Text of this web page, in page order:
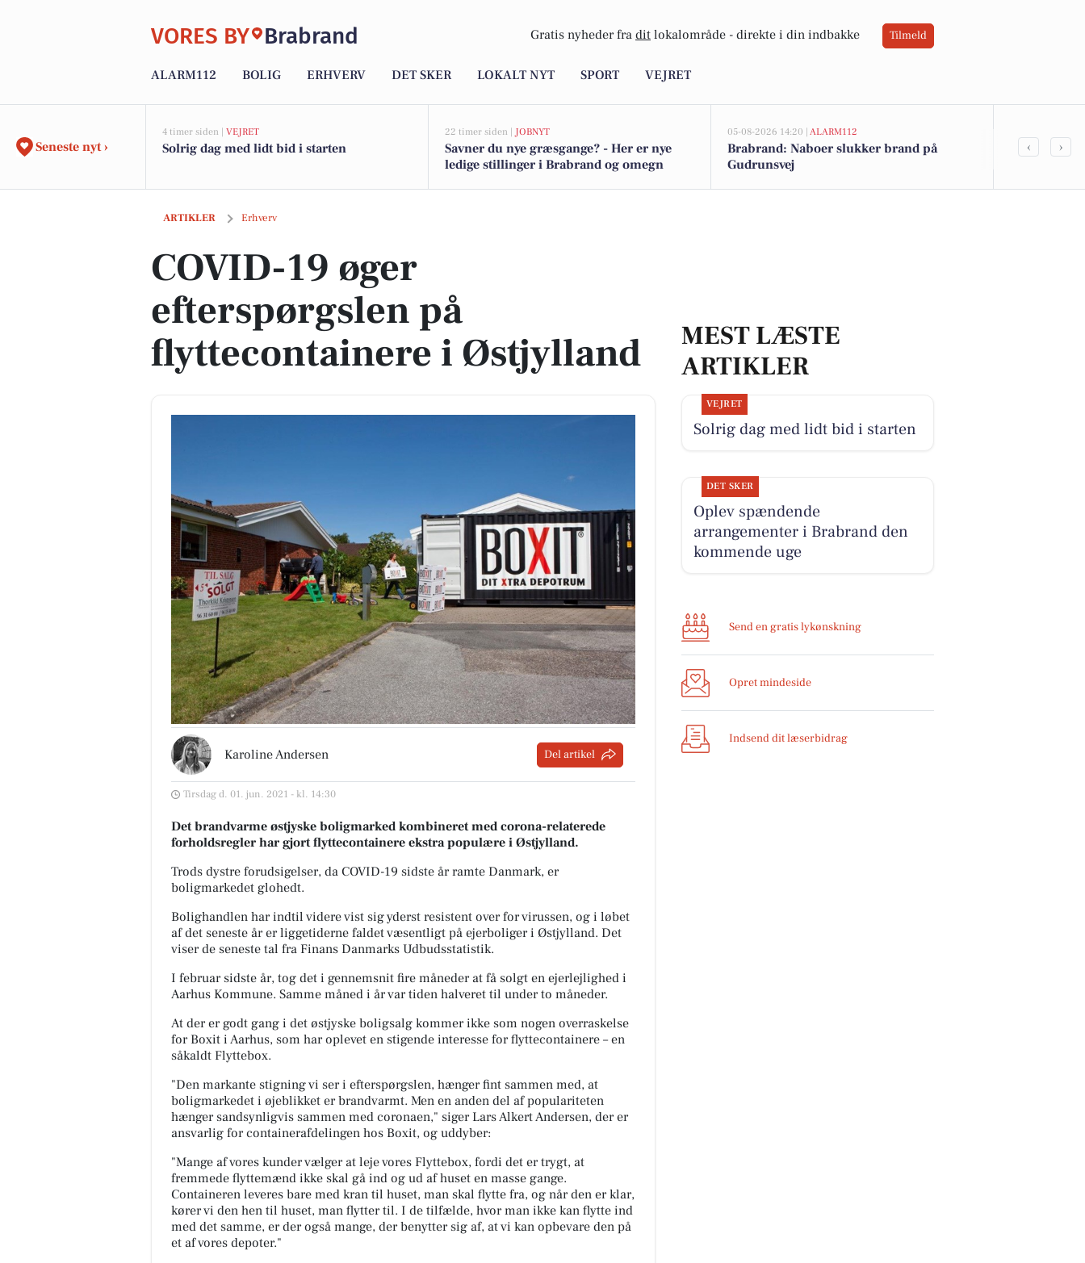
VORES BY Brabrand Gratis nyheder fra dit lokalområde - direkte i din indbakke Tilmeld
ALARM112 BOLIG ERHVERV DET SKER LOKALT NYT SPORT VEJRET
Seneste nyt ›
4 timer siden | VEJRET
Solrig dag med lidt bid i starten
22 timer siden | JOBNYT
Savner du nye græsgange? - Her er nye
ledige stillinger i Brabrand og omegn
05-08-2026 14:20 | ALARM112
Brabrand: Naboer slukker brand på
Gudrunsvej
22-årig fra
‹ ›
ARTIKLER Erhverv
COVID-19 øger efterspørgslen på flyttecontainere i Østjylland
COVID-19 øger
efterspørgslen på
flyttecontainere i Østjylland
Karoline Andersen Del artikel
Tirsdag d. 01. jun. 2021 - kl. 14:30
Det brandvarme østjyske boligmarked kombineret med corona-relaterede
forholdsregler har gjort flyttecontainere ekstra populære i Østjylland.
Trods dystre forudsigelser, da COVID-19 sidste år ramte Danmark, er
boligmarkedet glohedt.
Bolighandlen har indtil videre vist sig yderst resistent over for virussen, og i løbet
af det seneste år er liggetiderne faldet væsentligt på ejerboliger i Østjylland. Det
viser de seneste tal fra Finans Danmarks Udbudsstatistik.
I februar sidste år, tog det i gennemsnit fire måneder at få solgt en ejerlejlighed i
Aarhus Kommune. Samme måned i år var tiden halveret til under to måneder.
At der er godt gang i det østjyske boligsalg kommer ikke som nogen overraskelse
for Boxit i Aarhus, som har oplevet en stigende interesse for flyttecontainere – en
såkaldt Flyttebox.
"Den markante stigning vi ser i efterspørgslen, hænger fint sammen med, at
boligmarkedet i øjeblikket er brandvarmt. Men en anden del af populariteten
hænger sandsynligvis sammen med coronaen," siger Lars Alkert Andersen, der er
ansvarlig for containerafdelingen hos Boxit, og uddyber:
"Mange af vores kunder vælger at leje vores Flyttebox, fordi det er trygt, at
fremmede flyttemænd ikke skal gå ind og ud af huset en masse gange.
Containeren leveres bare med kran til huset, man skal flytte fra, og når den er klar,
kører vi den hen til huset, man flytter til. I de tilfælde, hvor man ikke kan flytte ind
med det samme, er der også mange, der benytter sig af, at vi kan opbevare den på
et af vores depoter."
MEST LÆSTE
ARTIKLER
VEJRET
Solrig dag med lidt bid i starten
DET SKER
Oplev spændende
arrangementer i Brabrand den
kommende uge
Send en gratis lykønskning
Opret mindeside
Indsend dit læserbidrag